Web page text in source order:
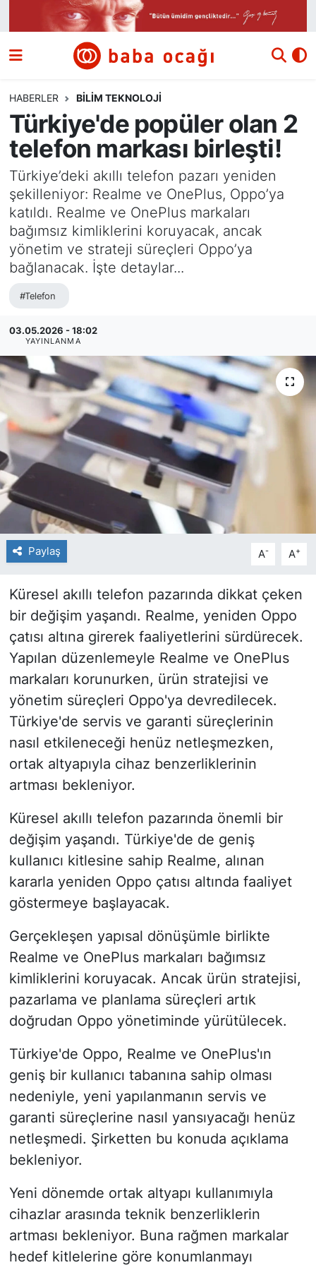
HABERLER BILIM TEKNOLOJI
Türkiye'de popüler olan 2
telefon markası birleşti!
Türkiye’deki akıllı telefon pazarı yeniden
şekilleniyor: Realme ve OnePlus, Oppo’ya
katıldı. Realme ve OnePlus markaları
bağımsız kimliklerini koruyacak, ancak
yönetim ve strateji süreçleri Oppo’ya
bağlanacak. İşte detaylar...
#Telefon
03.05.2026 - 18:02
YAYINLANMA
Paylaş A- A+
Küresel akıllı telefon pazarında dikkat çeken
bir değişim yaşandı. Realme, yeniden Oppo
çatısı altına girerek faaliyetlerini sürdürecek.
Yapılan düzenlemeyle Realme ve OnePlus
markaları korunurken, ürün stratejisi ve
yönetim süreçleri Oppo'ya devredilecek.
Türkiye'de servis ve garanti süreçlerinin
nasıl etkileneceği henüz netleşmezken,
ortak altyapıyla cihaz benzerliklerinin
artması bekleniyor.
Küresel akıllı telefon pazarında önemli bir
değişim yaşandı. Türkiye'de de geniş
kullanıcı kitlesine sahip Realme, alınan
kararla yeniden Oppo çatısı altında faaliyet
göstermeye başlayacak.
Gerçekleşen yapısal dönüşümle birlikte
Realme ve OnePlus markaları bağımsız
kimliklerini koruyacak. Ancak ürün stratejisi,
pazarlama ve planlama süreçleri artık
doğrudan Oppo yönetiminde yürütülecek.
Türkiye'de Oppo, Realme ve OnePlus'ın
geniş bir kullanıcı tabanına sahip olması
nedeniyle, yeni yapılanmanın servis ve
garanti süreçlerine nasıl yansıyacağı henüz
netleşmedi. Şirketten bu konuda açıklama
bekleniyor.
Yeni dönemde ortak altyapı kullanımıyla
cihazlar arasında teknik benzerliklerin
artması bekleniyor. Buna rağmen markalar
hedef kitlelerine göre konumlanmayı
Siyaset
Ekonomi
Dünya
Kültür ve Sanat
Eğitim
Bilim ve Teknoloji
Nöbetçi Eczaneler
Hava Durumu
Namaz Vakitleri
Trafik Durumu
Süper Lig Puan Durumu ve Fikstür
Tüm Manşetler
Son Dakika Haberleri